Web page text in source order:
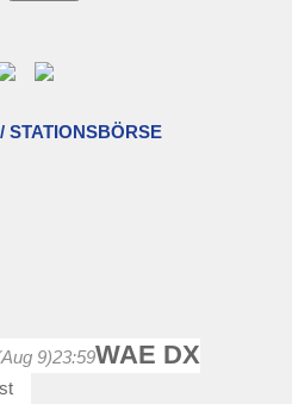
STATIONSBÖRSE
9)23:59WAE DX